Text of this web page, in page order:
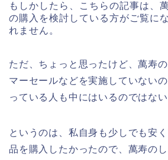
もしかしたら、こちらの記事は、
の購入を検討している方がご覧に
れません。
ただ、ちょっと思ったけど、萬寿
マーセールなどを実施していない
っている人も中にはいるのではな
というのは、私自身も少しでも安
品を購入したかったので、萬寿の